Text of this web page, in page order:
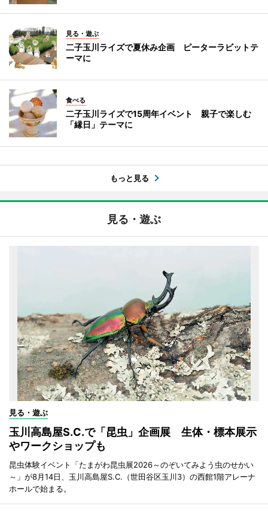
見る・遊ぶ
二子玉川ライズで夏休み企画 ピーターラビットテ
ーマに
食べる
二子玉川ライズで15周年イベント 親子で楽しむ
「縁日」テーマに
もっと見る
見る・遊ぶ
見る・遊ぶ
玉川高島屋S.C.で「昆虫」企画展 生体・標本展示
やワークショップも
昆虫体験イベント「たまがわ昆虫展2026～のぞいてみよう虫のせかい
～」が8月14日、玉川高島屋S.C.（世田谷区玉川3）の西館1階アレーナ
ホールで始まる。